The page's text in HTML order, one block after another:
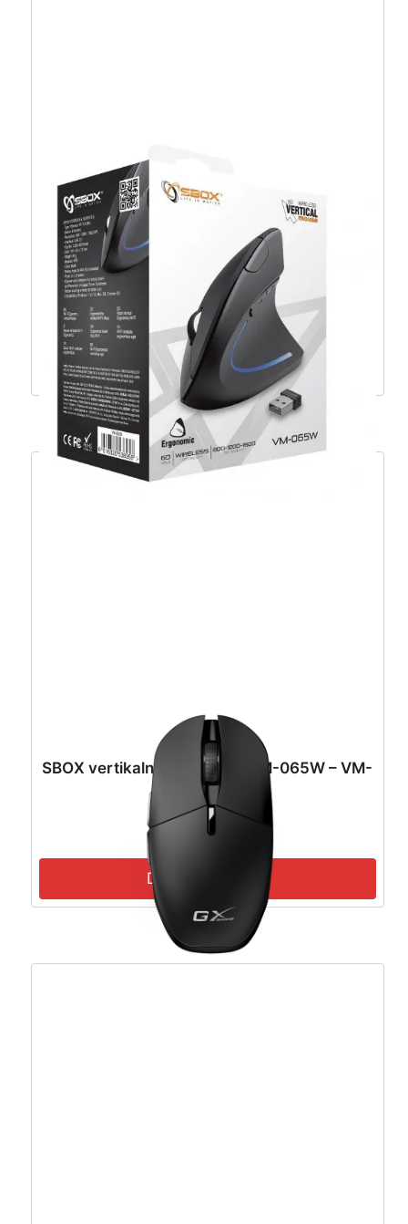
Genius Scorpion M8250, bežični miš, RGB,
3200dpi – 31060001400
24,74€ 22,26€
Dodaj u košaricu
SBOX vertikalni bežični miš VM-065W – VM-
065
Dodaj u košaricu